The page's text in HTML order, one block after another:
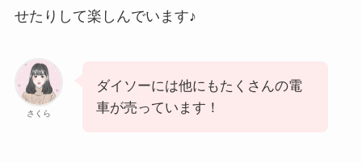
せたりして楽しんでいます♪
さくら
ダイソーには他にもたくさんの電
車が売っています！